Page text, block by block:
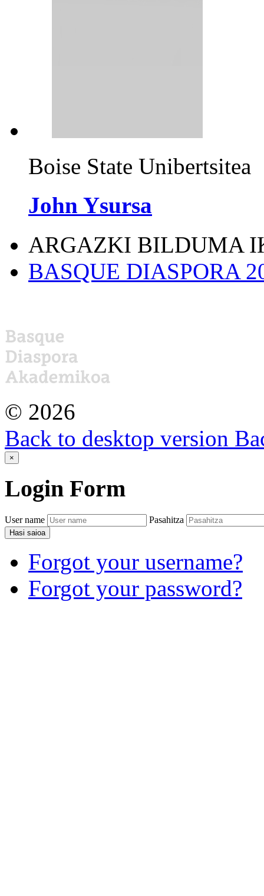
Boise State Unibertsitea
John Ysursa
ARGAZKI BILDUMA
BASQUE DIASPORA
© 2026
Back to desktop version
×
Login Form
User name Pasahitza
Hasi saioa
Forgot your username?
Forgot your password?